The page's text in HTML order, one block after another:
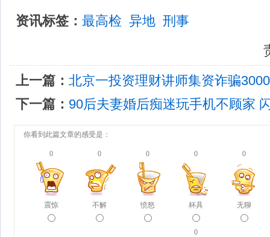
资讯标签： 最高检 异地 刑事
上一篇： 北京一投资理财讲师集资诈骗
下一篇： 90后夫妻婚后痴迷玩手机不顾家
你看到此篇文章的感受是：
0
震惊
0
不解
0
愤怒
0
杯具
0
无聊
0